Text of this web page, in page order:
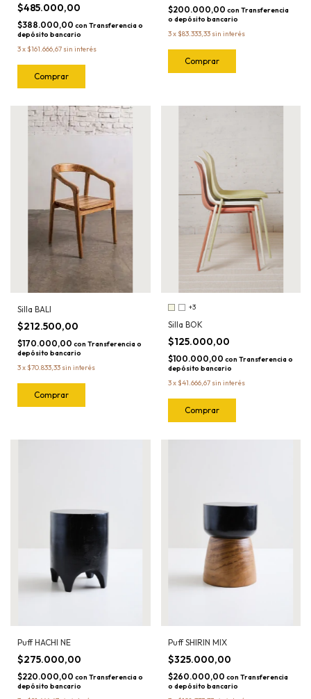
$485.000,00
$388.000,00 con Transferencia o
depósito bancario
3x $161.666,67 sin interés
Comprar
$200.000,00 con Transferencia
o depósito bancario
3x $83.333,33 sin interés
Silla BALI
$212.500,00
$170.000,00 con Transferencia o
depósito bancario
3x $70.833,33 sin interés
+3
Silla BOK
$125.000,00
$100.000,00 con Transferencia o
depósito bancario
3x $41.666,67 sin interés
Comprar
Puff HACHI NE
$275.000,00
$220.000,00 con Transferencia o
depósito bancario
Puff SHIRIN MIX
$325.000,00
$260.000,00 con Transferencia
o depósito bancario